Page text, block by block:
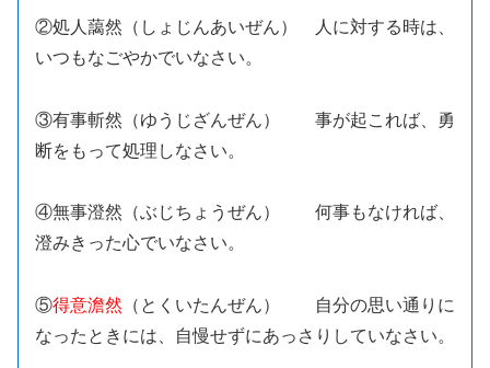
②処人藹然（しょじんあいぜん） 人に対する時は、
いつもなごやかでいなさい。
③有事斬然（ゆうじざんぜん） 事が起これば、勇
断をもって処理しなさい。
④無事澄然（ぶじちょうぜん） 何事もなければ、
澄みきった心でいなさい。
⑤得意澹然 （とくいたんぜん） 自分の思い通りに
なったときには、自慢せずにあっさりしていなさい。